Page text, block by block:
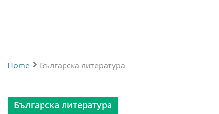
Home Българска литература
Българска литература